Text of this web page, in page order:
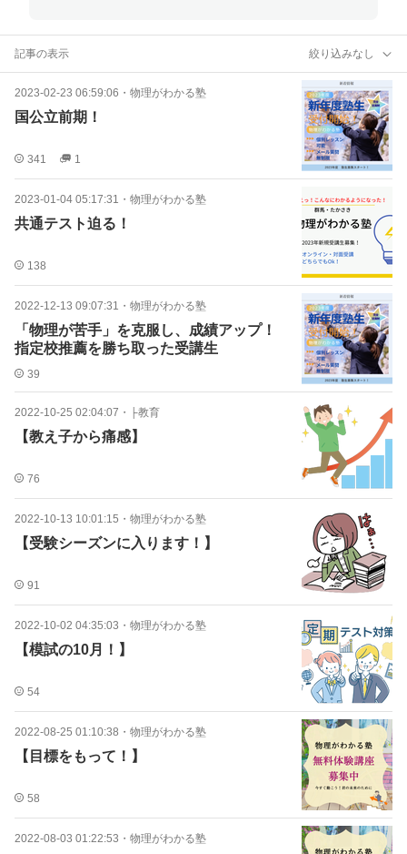
記事の表示 絞り込みなし
2023-02-23 06:59:06 ・ 物理がわかる塾
国公立前期！
341 1
2023-01-04 05:17:31 ・ 物理がわかる塾
共通テスト迫る！
138
2022-12-13 09:07:31 ・ 物理がわかる塾
「物理が苦手」を克服し、成績アップ！
指定校推薦を勝ち取った受講生
39
2022-10-25 02:04:07 ・ ├教育
【教え子から痛感】
76
2022-10-13 10:01:15 ・ 物理がわかる塾
【受験シーズンに入ります！】
91
2022-10-02 04:35:03 ・ 物理がわかる塾
【模試の10月！】
54
2022-08-25 01:10:38 ・ 物理がわかる塾
【目標をもって！】
58
2022-08-03 01:22:53 ・ 物理がわかる塾